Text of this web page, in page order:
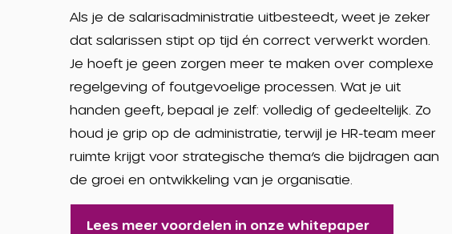
Als je de salarisadministratie uitbesteedt, weet je zeker
dat salarissen stipt op tijd én correct verwerkt worden.
Je hoeft je geen zorgen meer te maken over complexe
regelgeving of foutgevoelige processen. Wat je uit
handen geeft, bepaal je zelf: volledig of gedeeltelijk. Zo
houd je grip op de administratie, terwijl je HR-team meer
ruimte krijgt voor strategische thema’s die bijdragen aan
de groei en ontwikkeling van je organisatie.
Lees meer voordelen in onze whitepaper